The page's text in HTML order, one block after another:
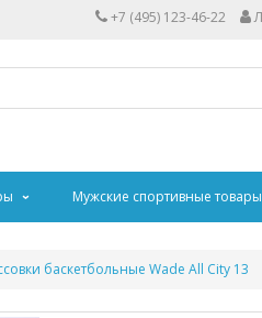
+7 (495) 123-46-22
Мужские спортивные товары
баскетбольные Wade All City 13